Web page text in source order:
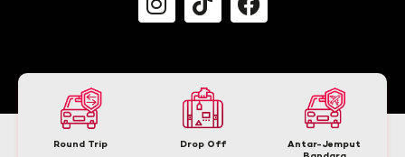
Round Trip Drop Off
Antar-Jemput